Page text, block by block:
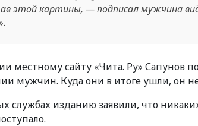
этой картины, — подписал мужчина
местному сайту «Чита. Ру» Сапунов
мужчин. Куда они в итоге ушли, он
службах изданию заявили, что